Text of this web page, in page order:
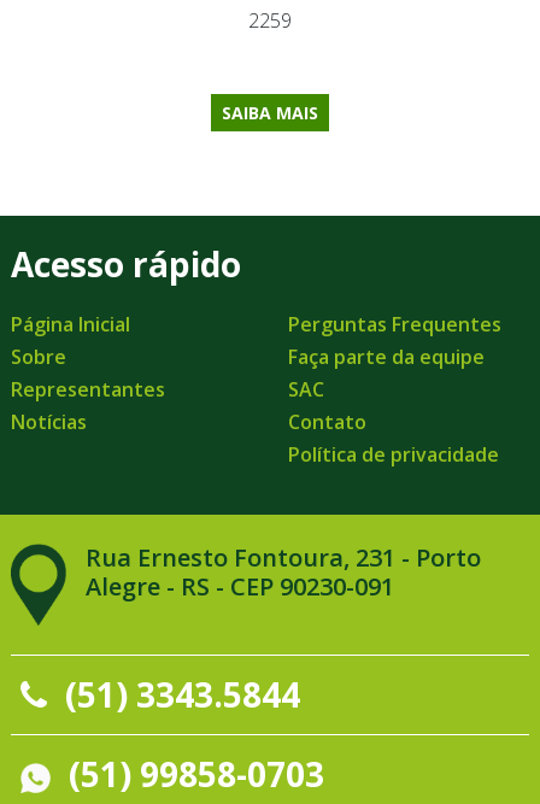
2259
SAIBA MAIS
Acesso rápido
Página Inicial
Sobre
Representantes
Notícias
Perguntas Frequentes
Faça parte da equipe
SAC
Contato
Política de privacidade
Rua Ernesto Fontoura, 231 - Porto
Alegre - RS - CEP 90230-091
(51) 3343.5844
(51) 99858-0703